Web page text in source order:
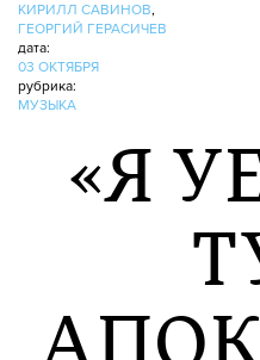
КИРИЛЛ САВИНОВ,
ГЕОРГИЙ ГЕРАСИЧЕВ
дата:
03 ОКТЯБРЯ
рубрика:
МУЗЫКА
«Я